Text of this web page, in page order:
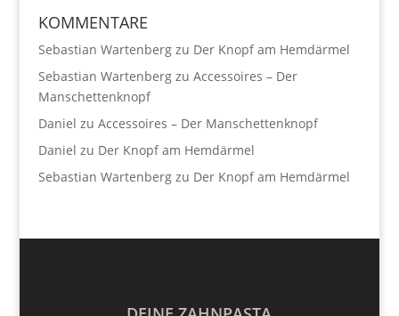
KOMMENTARE
Sebastian Wartenbergzu Der Knopf am Hemdärmel
Sebastian Wartenbergzu Accessoires – Der
Manschettenknopf
Daniel zu Accessoires – Der Manschettenknopf
Daniel zu Der Knopf am Hemdärmel
Sebastian Wartenbergzu Der Knopf am Hemdärmel